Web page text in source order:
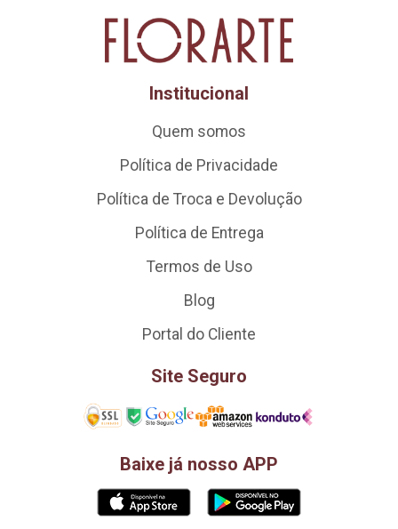
Institucional
Quem somos
Política de Privacidade
Política de Troca e Devolução
Política de Entrega
Termos de Uso
Blog
Portal do Cliente
Site Seguro
Baixe já nosso APP